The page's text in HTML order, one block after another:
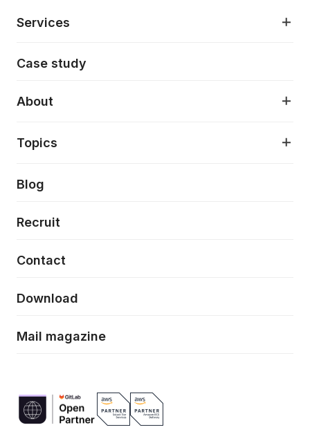
Services
AI駆動開発支援
モダナイゼーション
特徴量エンジニアリングと生成AI
フロントエンド開発
Case study
About
About
Topics
Press release
News
Event/Seminer
Blog
Recruit
Contact
Download
Mail magazine